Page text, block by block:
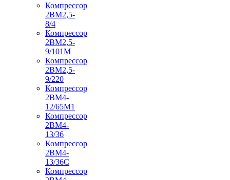
Компрессор
2ВМ2,5-
8/4
Компрессор
2ВМ2,5-
9/101М
Компрессор
2ВМ2,5-
9/220
Компрессор
2ВМ4-
12/65М1
Компрессор
2ВМ4-
13/36
Компрессор
2ВМ4-
13/36С
Компрессор